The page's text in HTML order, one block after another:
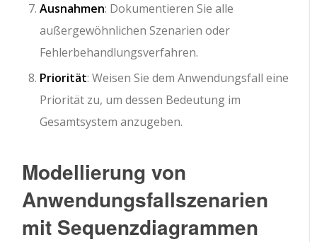
Ausnahmen: Dokumentieren Sie alle
außergewöhnlichen Szenarien oder
Fehlerbehandlungsverfahren.
Priorität: Weisen Sie dem Anwendungsfall eine
Priorität zu, um dessen Bedeutung im
Gesamtsystem anzugeben.
Modellierung von
Anwendungsfallszenarien
mit Sequenzdiagrammen